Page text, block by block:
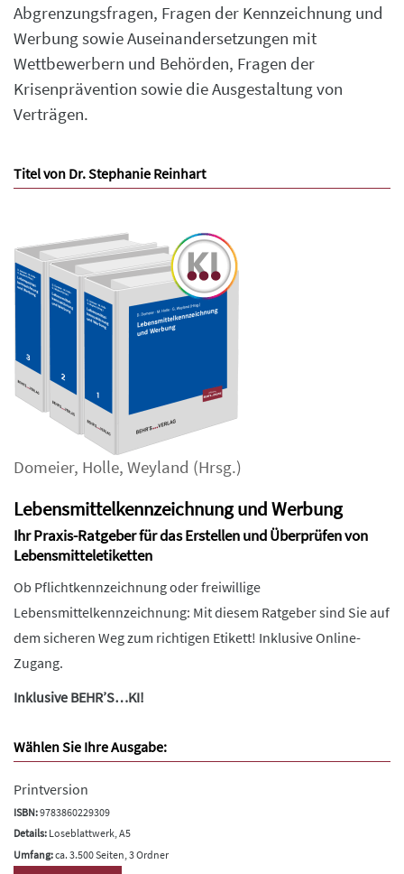
Abgrenzungsfragen, Fragen der Kennzeichnung und
Werbung sowie Auseinandersetzungen mit
Wettbewerbern und Behörden, Fragen der
Krisenprävention sowie die Ausgestaltung von
Verträgen.
Titel von Dr. Stephanie Reinhart
Domeier, Holle, Weyland (Hrsg.)
Lebensmittelkennzeichnung und Werbung
Ihr Praxis-Ratgeber für das Erstellen und Überprüfen von
Lebensmitteletiketten
Ob Pflichtkennzeichnung oder freiwillige
Lebensmittelkennzeichnung: Mit diesem Ratgeber sind Sie auf
dem sicheren Weg zum richtigen Etikett! Inklusive Online-
Zugang.
Inklusive BEHR’S…KI!
Wählen Sie Ihre Ausgabe:
Printversion
ISBN:9783860229309
Details: Loseblattwerk, A5
Umfang:ca. 3.500 Seiten, 3 Ordner